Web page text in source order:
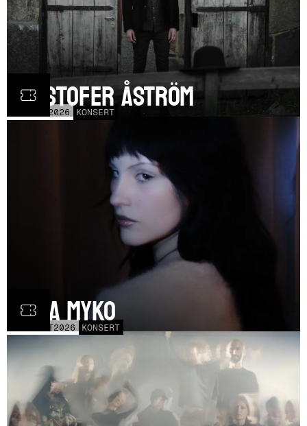
2026 KONSERT
Kristofer Åström
OCT2026 KONSERT
Olga Myko